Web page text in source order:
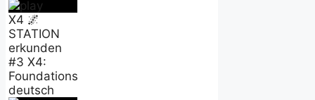
X4 🌌
STATION
erkunden
#3 X4:
Foundations
deutsch